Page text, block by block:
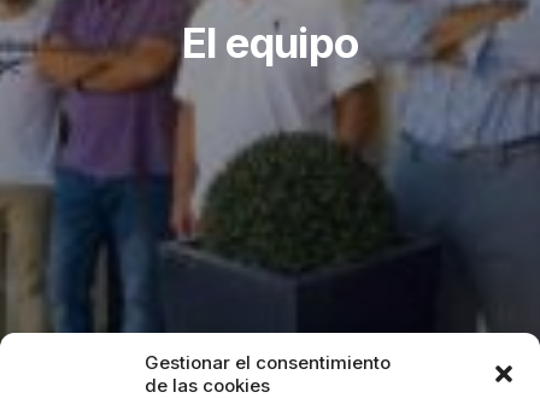
Gestionar el consentimiento
de las cookies
El equipo